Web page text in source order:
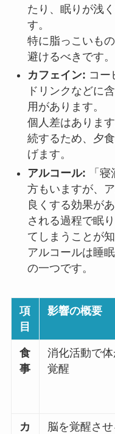
たり、眠りが浅
す。
特に脂っこいも
避けるべきです。
カフェイン: コー
ドリンクなどに
用があります。
個人差はありま
続するため、夕
げます。
アルコール: 「
方もいますが、
良くする効果が
される過程で眠
てしまうことが
アルコールは睡
の一つです。
項
目
影響の概要
食
事
消化活動で
覚醒
カ
脳を覚醒させ